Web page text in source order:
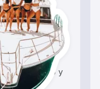
aguas locales
de barco
hacer turismo y